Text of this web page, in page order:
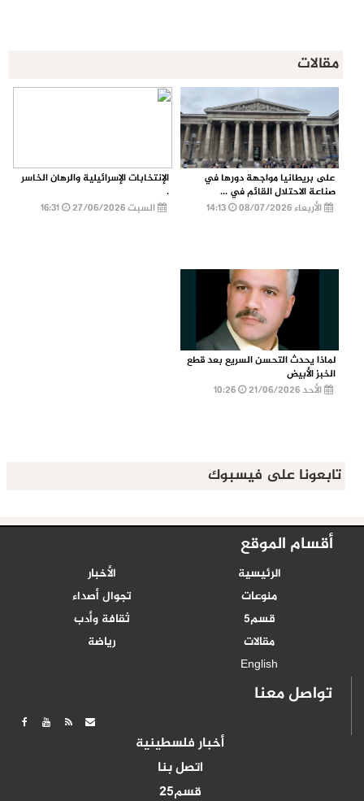
مقالات
على بريطانيا مواجهة دورها في
صناعة الاحتلال القائم في ...
الأربعاء 08/07/2026
الإنتخابات الإسرائيلية والرهان الخاسر
.
السبت 27/06/2026
16:31
لماذا يحدث التحسن السريع بعد قطع
الخبز الأبيض
الأحد 21/06/2026
تابعونا على فيسبوك
أقسام الموقع
الرئيسية
الأخبار
منوعات
تجوال أصداء
قسم5
ثقافة وأدب
مقالات
رياضة
English
تواصل معنا
أخبار فلسطينية
اتصل بنا
قسم25